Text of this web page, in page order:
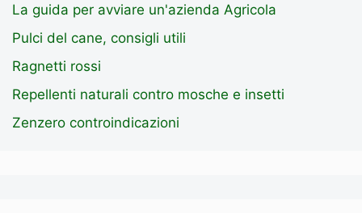
La guida per avviare un'azienda Agricola
Pulci del cane, consigli utili
Ragnetti rossi
Repellenti naturali contro mosche e insetti
Zenzero controindicazioni